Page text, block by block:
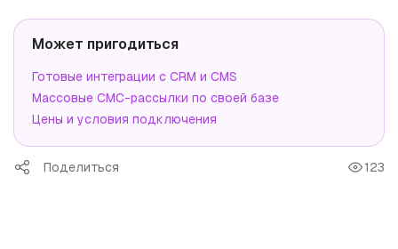
Может пригодиться
Готовые интеграции с CRM и CMS
Массовые СМС-рассылки по своей базе
Цены и условия подключения
Поделиться 123